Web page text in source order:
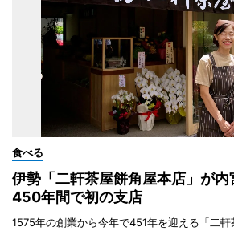
食べる
伊勢「二軒茶屋餅角屋本店」が
450年間で初の支店
1575年の創業から今年で451年を迎える「二